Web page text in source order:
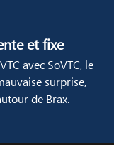
et fixe
avec SoVTC, le
surprise,
de Brax.